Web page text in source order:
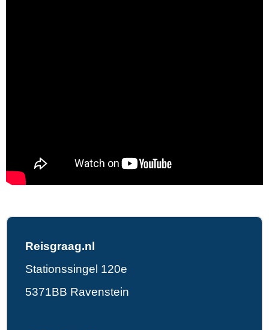
Reisgraag.nl
Stationssingel 120e
5371BB Ravenstein